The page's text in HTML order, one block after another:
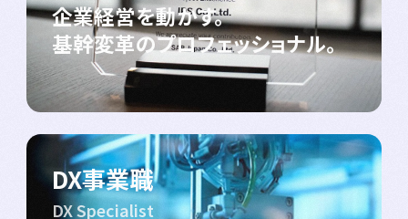
企業経営を動かす。
基幹変革のプロフェッショナル。
DX事業職
DX Specialist